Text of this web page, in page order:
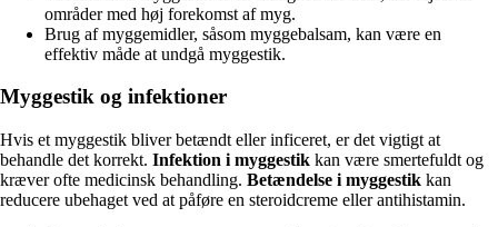
områder med høj forekomst af myg.
Brug af myggemidler, såsom myggebalsam, kan være en
effektiv måde at undgå myggestik.
Myggestik og infektioner
Hvis et myggestik bliver betændt eller inficeret, er det vigtigt at
behandle det korrekt. Infektion i myggestik kan være smertefuldt og
kræver ofte medicinsk behandling. Betændelse i myggestik kan
reducere ubehaget ved at påføre en steroidcreme eller antihistamin.